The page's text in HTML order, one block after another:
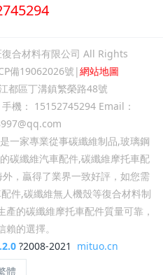
合材料有限公司 All Rights
備19062026號 |網站地圖
都區丁溝鎮繁榮路48號
機： 15152745294 Email：
一家專業從事碳纖維制品,玻璃鋼
碳纖維汽車配件,碳纖維摩托車配
，贏得了業界一致好評，如您需
件,碳纖維無人機殼等復合材料制
的碳纖維摩托車配件質量可靠，
賴的選擇。
?2008-2021 mituo.cn
體